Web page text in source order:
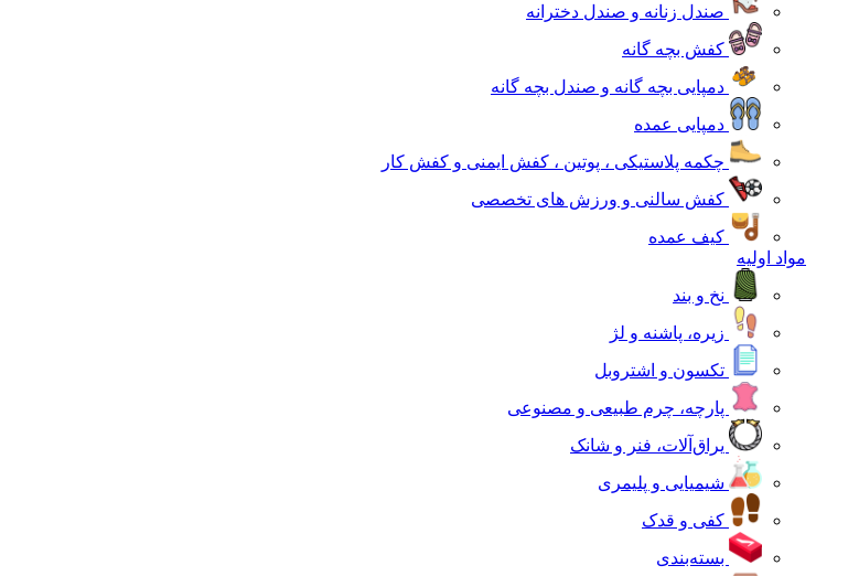
صندل زنانه و صندل دخترانه
کفش بچه گانه
دمپایی بچه گانه و صندل بچه گانه
دمپایی عمده
چکمه پلاستیکی ، پوتین ، کفش ایمنی و کفش کار
کفش سالنی و ورزش های تخصصی
کیف عمده
مواد اولیه
نخ و بند
زیره، پاشنه و لژ
تکسون و اشتروبل
پارچه، چرم طبیعی و مصنوعی
یراق‌آلات، فنر و شانک
شیمیایی و پلیمری
کفی و قدک
بسته‌بندی